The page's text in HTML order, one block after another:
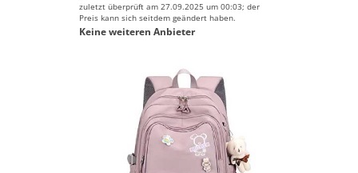
zuletzt überprüft am 27.09.2025 um 00:03; der
Preis kann sich seitdem geändert haben.
Keine weiteren Anbieter